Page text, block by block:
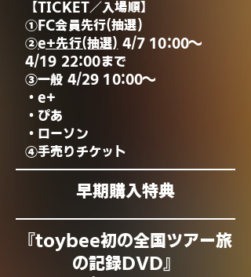
【TICKET／入場順】​​
​①FC会員先行(抽選)
②e+先行(抽選) 4/7 10:00〜
4/19 22:00まで
③一般 4/29 10:00〜
・e+
・ぴあ
・ローソン
④手売りチケット
早期購入特典
『toybee初の全国ツアー旅
の記録DVD』